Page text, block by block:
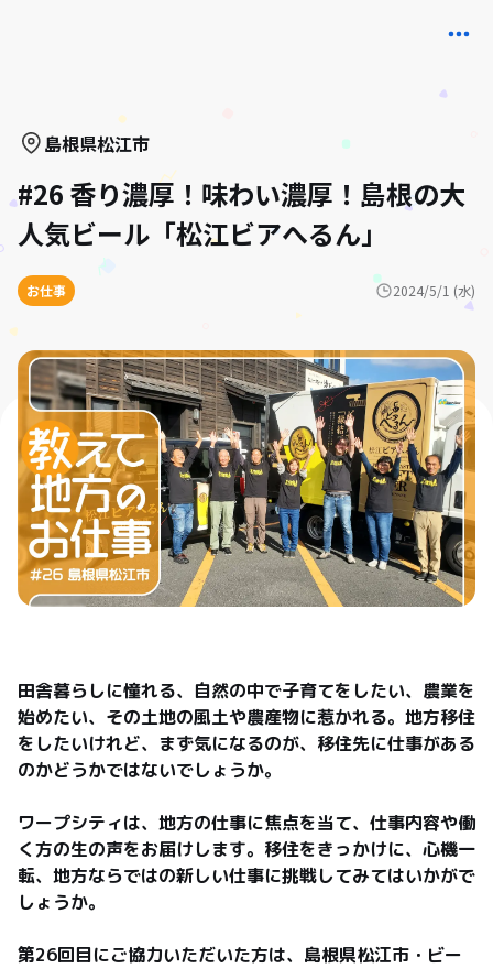
島根県松江市
#26 香り濃厚！味わい濃厚！島根の大
人気ビール「松江ビアへるん」
お仕事 2024/5/1 (水)
田舎暮らしに憧れる、自然の中で子育てをしたい、農業を
始めたい、その土地の風土や農産物に惹かれる。地方移住
をしたいけれど、まず気になるのが、移住先に仕事がある
のかどうかではないでしょうか。
ワープシティは、地方の仕事に焦点を当て、仕事内容や働
く方の生の声をお届けします。移住をきっかけに、心機一
転、地方ならではの新しい仕事に挑戦してみてはいかがで
しょうか。
第26回目にご協力いただいた方は、島根県松江市・ビー